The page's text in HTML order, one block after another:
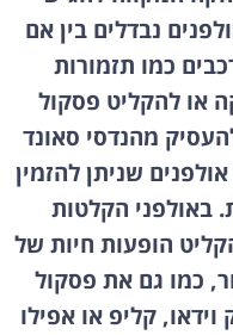
נבדלים בין אם
כמו תזמורות
או להקליט פסקול
מהנדסי סאונד
שניתן להזמין
באולפני הקלטות
הופעות חיות של
כמו גם את פסקול
קליפ או אפילו